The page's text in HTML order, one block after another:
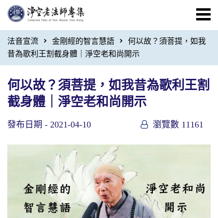
法音宣流 金剛經的智言慧語
何以故？須菩提，如我
昔為歌利王割截身體｜淨空老和尚開示
何以故？須菩提，如我昔為歌利王割
截身體｜淨空老和尚開示
發布日期 - 2021-04-10 瀏覽數 11161